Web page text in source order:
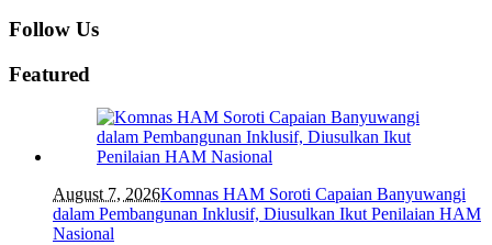
Follow Us
Featured
August 7, 2026Komnas HAM Soroti Capaian Banyuwangi
dalam Pembangunan Inklusif, Diusulkan Ikut Penilaian HAM
Nasional